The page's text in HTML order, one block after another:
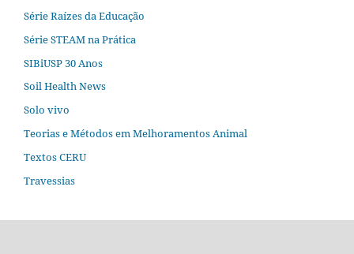
Série Raízes da Educação
Série STEAM na Prática
SIBiUSP 30 Anos
Soil Health News
Solo vivo
Teorias e Métodos em Melhoramentos Animal
Textos CERU
Travessias